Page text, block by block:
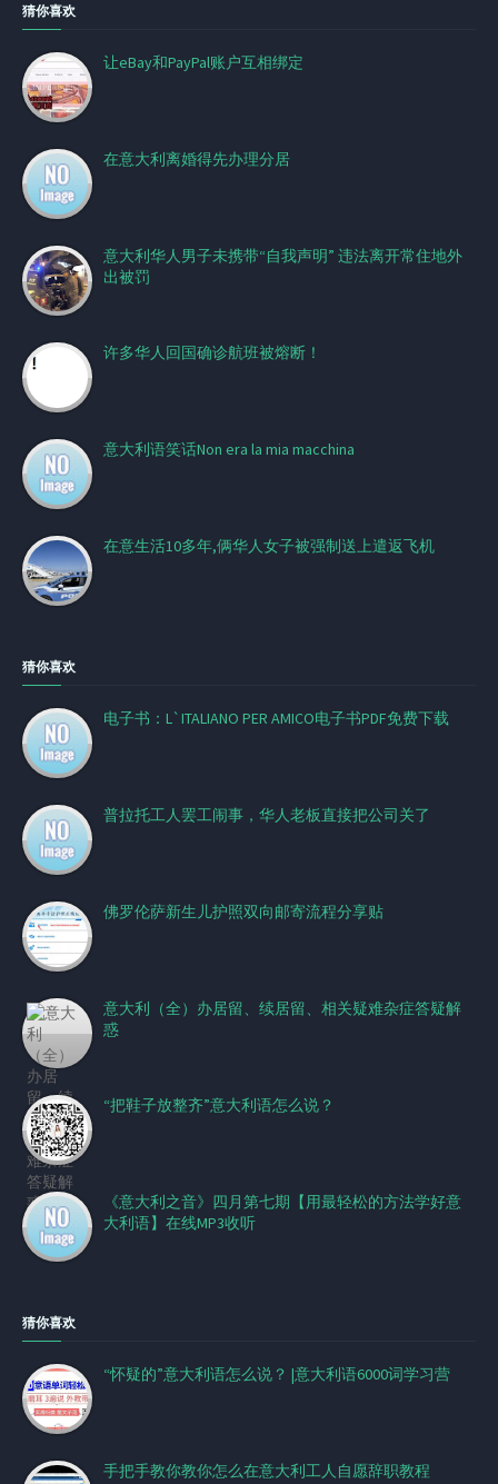
猜你喜欢
让eBay和PayPal账户互相绑定
在意大利离婚得先办理分居
意大利华人男子未携带“自我声明” 违法离开常住地外
出被罚
许多华人回国确诊航班被熔断！
意大利语笑话Non era la mia macchina
在意生活10多年,俩华人女子被强制送上遣返飞机
猜你喜欢
电子书：L`ITALIANO PER AMICO电子书PDF免费下载
普拉托工人罢工闹事，华人老板直接把公司关了
佛罗伦萨新生儿护照双向邮寄流程分享贴
意大利（全）办居留、续居留、相关疑难杂症答疑解
惑
“把鞋子放整齐”意大利语怎么说？
《意大利之音》四月第七期【用最轻松的方法学好意
大利语】在线MP3收听
猜你喜欢
“怀疑的”意大利语怎么说？ |意大利语6000词学习营
手把手教你教你怎么在意大利工人自愿辞职教程